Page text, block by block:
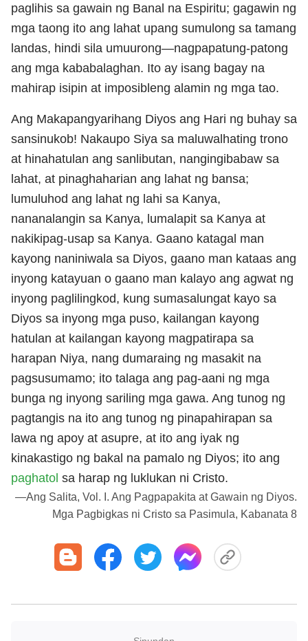
paglihis sa gawain ng Banal na Espiritu; gagawin ng
mga taong ito ang lahat upang sumulong sa tamang
landas, hindi sila umuurong—nagpapatung-patong
ang mga kababalaghan. Ito ay isang bagay na
mahirap isipin at imposibleng alamin ng mga tao.
Ang Makapangyarihang Diyos ang Hari ng buhay sa
sansinukob! Nakaupo Siya sa maluwalhating trono
at hinahatulan ang sanlibutan, nangingibabaw sa
lahat, at pinaghaharian ang lahat ng bansa;
lumuluhod ang lahat ng lahi sa Kanya,
nananalangin sa Kanya, lumalapit sa Kanya at
nakikipag-usap sa Kanya. Gaano katagal man
kayong naniniwala sa Diyos, gaano man kataas ang
inyong katayuan o gaano man kalayo ang agwat ng
inyong paglilingkod, kung sumasalungat kayo sa
Diyos sa inyong mga puso, kailangan kayong
hatulan at kailangan kayong magpatirapa sa
harapan Niya, nang dumaraing ng masakit na
pagsusumamo; ito talaga ang pag-aani ng mga
bunga ng inyong sariling mga gawa. Ang tunog ng
pagtangis na ito ang tunog ng pinapahirapan sa
lawa ng apoy at asupre, at ito ang iyak ng
kinakastigo ng bakal na pamalo ng Diyos; ito ang
paghatol sa harap ng luklukan ni Cristo.
—Ang Salita, Vol. I. Ang Pagpapakita at Gawain ng Diyos.
Mga Pagbigkas ni Cristo sa Pasimula, Kabanata 8